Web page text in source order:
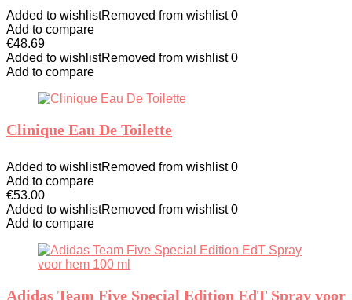
Added to wishlistRemoved from wishlist 0
Add to compare
€48.69
Added to wishlistRemoved from wishlist 0
Add to compare
Clinique Eau De Toilette
Added to wishlistRemoved from wishlist 0
Add to compare
€53.00
Added to wishlistRemoved from wishlist 0
Add to compare
Adidas Team Five Special Edition EdT Spray voor